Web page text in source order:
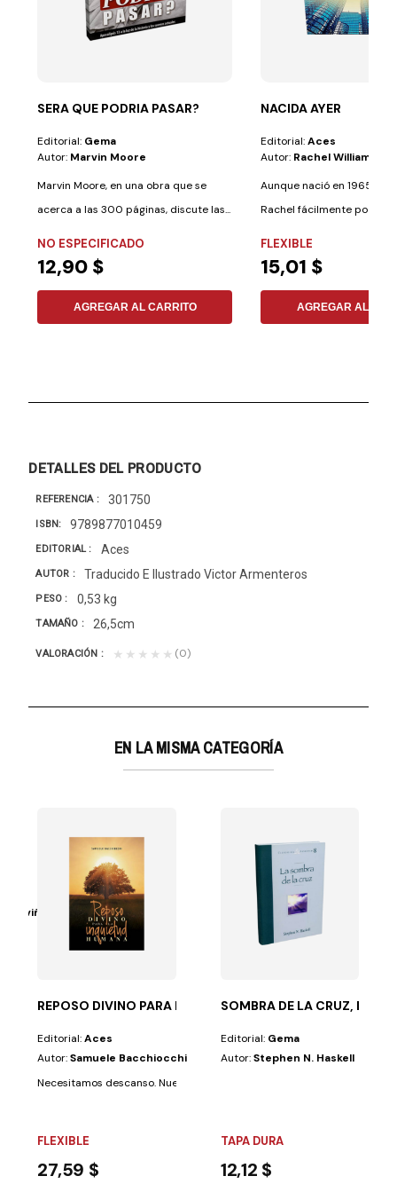
SERA QUE PODRIA PASAR?
Editorial: Gema
Autor: Marvin Moore
Marvin Moore, en una obra que se
acerca a las 300 páginas, discute las...
NO ESPECIFICADO
12,90 $
AGREGAR AL CARRITO
NACIDA AYER
Editorial:Aces
Autor: Rachel Williams -
Aunque nació en 1965, la
Rachel fácilmente podía
FLEXIBLE
15,01 $
AGREGAR AL
DETALLES DEL PRODUCTO
REFERENCIA 301750
ISBN 9789877010459
EDITORIAL Aces
AUTOR Traducido E Ilustrado Victor Armenteros
PESO 0,53 kg
TAMAÑO 26,5cm
VALORACIÓN ★★★★★ (0)
EN LA MISMA CATEGORÍA
y profundo...
Triviño
todo tipo de padres. Padres que luchan diariamente...
REPOSO DIVINO PARA LA INQUIETUD HUMANA
Editorial:Aces
Autor:Samuele Bacchiocchi
Necesitamos descanso. Nuestros días están llenos de tensión, corridas
FLEXIBLE
27,59 $
SOMBRA DE LA CRUZ, LA T/
Editorial: Gema
Autor:Stephen N. Haskell
TAPA DURA
12,12 $